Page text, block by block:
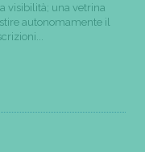
visibilità; una vetrina
autonomamente il